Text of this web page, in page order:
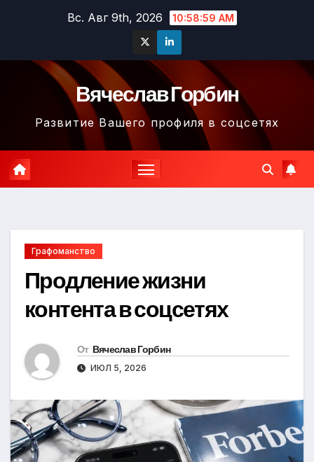
Вс. Авг 9th, 2026 10:59:00 AM
Вячеслав Горбин
Развитие Вашего профиля в соцсетях
Графоманство
Продление жизни
контента в соцсетях
От Вячеслав Горбин
ИЮЛ 5, 2026